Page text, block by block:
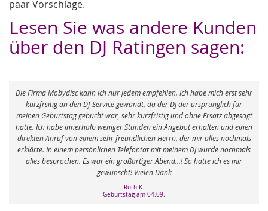
paar Vorschläge.
Lesen Sie was andere Kunden
über den DJ Ratingen sagen:
Mobydisc kann ich nur jedem empfehlen. Ich habe mich erst sehr
an den DJ-Service gewandt, da der DJ der ursprünglich für
gebucht war, sehr kurzfristig und ohne Ersatz abgesagt
habe innerhalb weniger Stunden ein Angebot erhalten und einen
von einem sehr freundlichen Herrn, der mir alles nochmals
einem persönlichen Telefontat mit meinem DJ wurde nochmals
Es war ein großartiger Abend...! So hatte ich es mir
gewünscht! Vielen Dank
Geburtstag am 04.09.
Es war eine
verlief
haben. Der